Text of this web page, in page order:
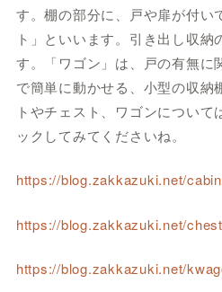
す。棚の部分に、戸や扉が付い
ト」といいます。引き出し収
す。「ワゴン」は、戸の有無に
で簡単に動かせる、小型の収納
トやチェスト、ワゴンについて
ックしてみてくださいね。
https://blog.zakkazuki.net/
https://blog.zakkazuki.net/
https://blog.zakkazuki.net/